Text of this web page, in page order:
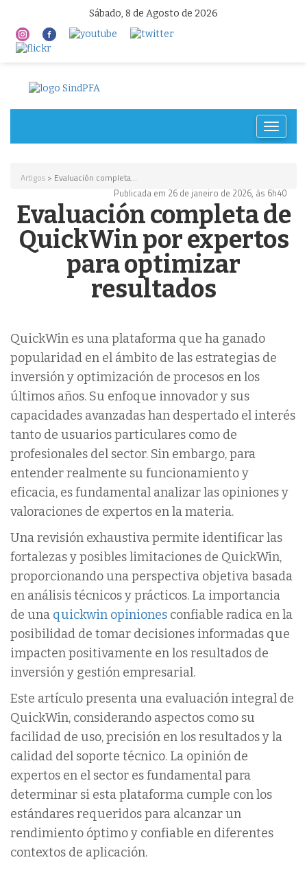
Sábado, 8 de Agosto de 2026
Toggle
Artigos > Evaluación completa...
Publicada em 26 de janeiro de 2026, às 6h40
Evaluación completa de
QuickWin por expertos
para optimizar
resultados
QuickWin es una plataforma que ha ganado
popularidad en el ámbito de las estrategias de
inversión y optimización de procesos en los
últimos años. Su enfoque innovador y sus
capacidades avanzadas han despertado el interés
tanto de usuarios particulares como de
profesionales del sector. Sin embargo, para
entender realmente su funcionamiento y
eficacia, es fundamental analizar las opiniones y
valoraciones de expertos en la materia.
Una revisión exhaustiva permite identificar las
fortalezas y posibles limitaciones de QuickWin,
proporcionando una perspectiva objetiva basada
en análisis técnicos y prácticos. La importancia
de una quickwin opiniones confiable radica en la
posibilidad de tomar decisiones informadas que
impacten positivamente en los resultados de
inversión y gestión empresarial.
Este artículo presenta una evaluación integral de
QuickWin, considerando aspectos como su
facilidad de uso, precisión en los resultados y la
calidad del soporte técnico. La opinión de
expertos en el sector es fundamental para
determinar si esta plataforma cumple con los
estándares requeridos para alcanzar un
rendimiento óptimo y confiable en diferentes
contextos de aplicación.